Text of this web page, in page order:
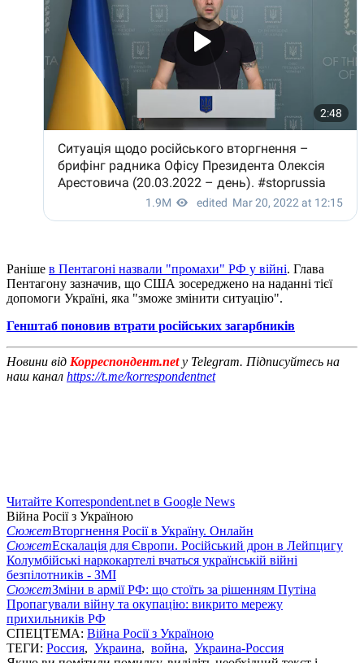
Раніше в Пентагоні назвали "промахи" РФ у війні. Глава
Пентагону зазначив, що США зосереджено на наданні тієї
допомоги Україні, яка "зможе змінити ситуацію".
Генштаб поновив втрати російських загарбників
Новини від Корреспондент.netу Telegram. Підписуйтесь на
наш канал https://t.me/korrespondentnet
Читайте Korrespondent.net в Google News
Війна Росії з Україною
СюжетВторгнення Росії в Україну. Онлайн
СюжетЕскалація для Європи. Російський дрон в Лейпцигу
Колумбійські наркокартелі вчаться українській війні
безпілотників - ЗМІ
СюжетЗміни в армії РФ: що стоїть за рішенням Путіна
Пропагували війну та окупацію: викрито мережу
прихильників РФ
СПЕЦТЕМА: Війна Росії з Україною
ТЕГИ: Россия, Украина, война, Украина-Россия